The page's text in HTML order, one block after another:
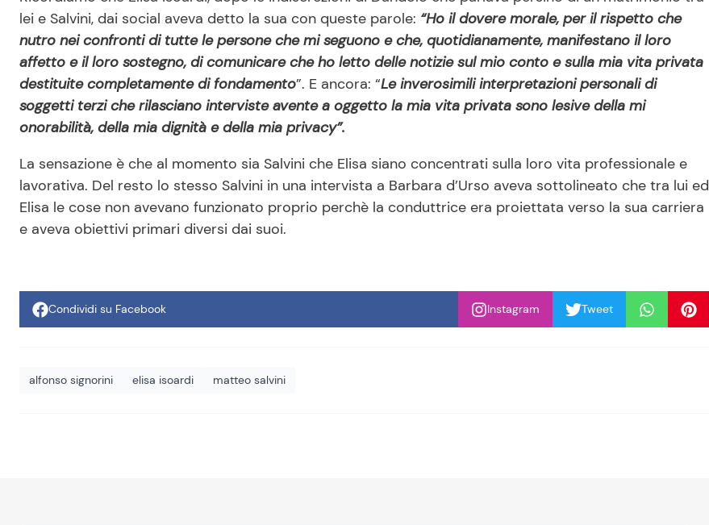
lei e Salvini, dai social aveva detto la sua con queste parole: “Ho il dovere morale, per il rispetto che
nutro nei confronti di tutte le persone che mi seguono e che, quotidianamente, manifestano il loro
affetto e il loro sostegno, di comunicare che ho letto delle notizie sul mio conto e sulla mia vita privata
destituite completamente di fondamento”. E ancora: “Le inverosimili interpretazioni personali di
soggetti terzi che rilasciano interviste avente a oggetto la mia vita privata sono lesive della mi
onorabilità, della mia dignità e della mia privacy”.
La sensazione è che al momento sia Salvini che Elisa siano concentrati sulla loro vita professionale e
lavorativa. Del resto lo stesso Salvini in una intervista a Barbara d’Urso aveva sottolineato che tra lui ed
Elisa le cose non avevano funzionato proprio perchè la conduttrice era proiettata verso la sua carriera
e aveva obiettivi primari diversi dai suoi.
Condividi su Facebook Instagram Tweet
alfonso signorini elisa isoardi matteo salvini